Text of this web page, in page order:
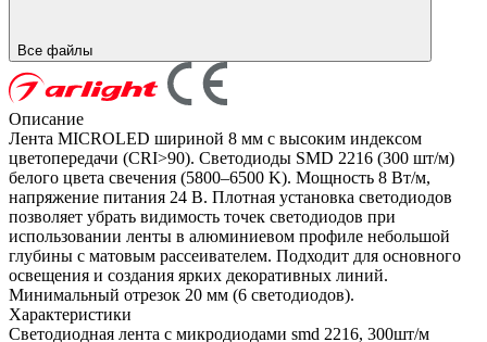
Все файлы
Описание
Лента MICROLED шириной 8 мм с высоким индексом
цветопередачи (CRI>90). Светодиоды SMD 2216 (300 шт/м)
белого цвета свечения (5800–6500 K). Мощность 8 Вт/м,
напряжение питания 24 В. Плотная установка светодиодов
позволяет убрать видимость точек светодиодов при
использовании ленты в алюминиевом профиле небольшой
глубины с матовым рассеивателем. Подходит для основного
освещения и создания ярких декоративных линий.
Минимальный отрезок 20 мм (6 светодиодов).
Характеристики
Светодиодная лента с микродиодами smd 2216, 300шт/м